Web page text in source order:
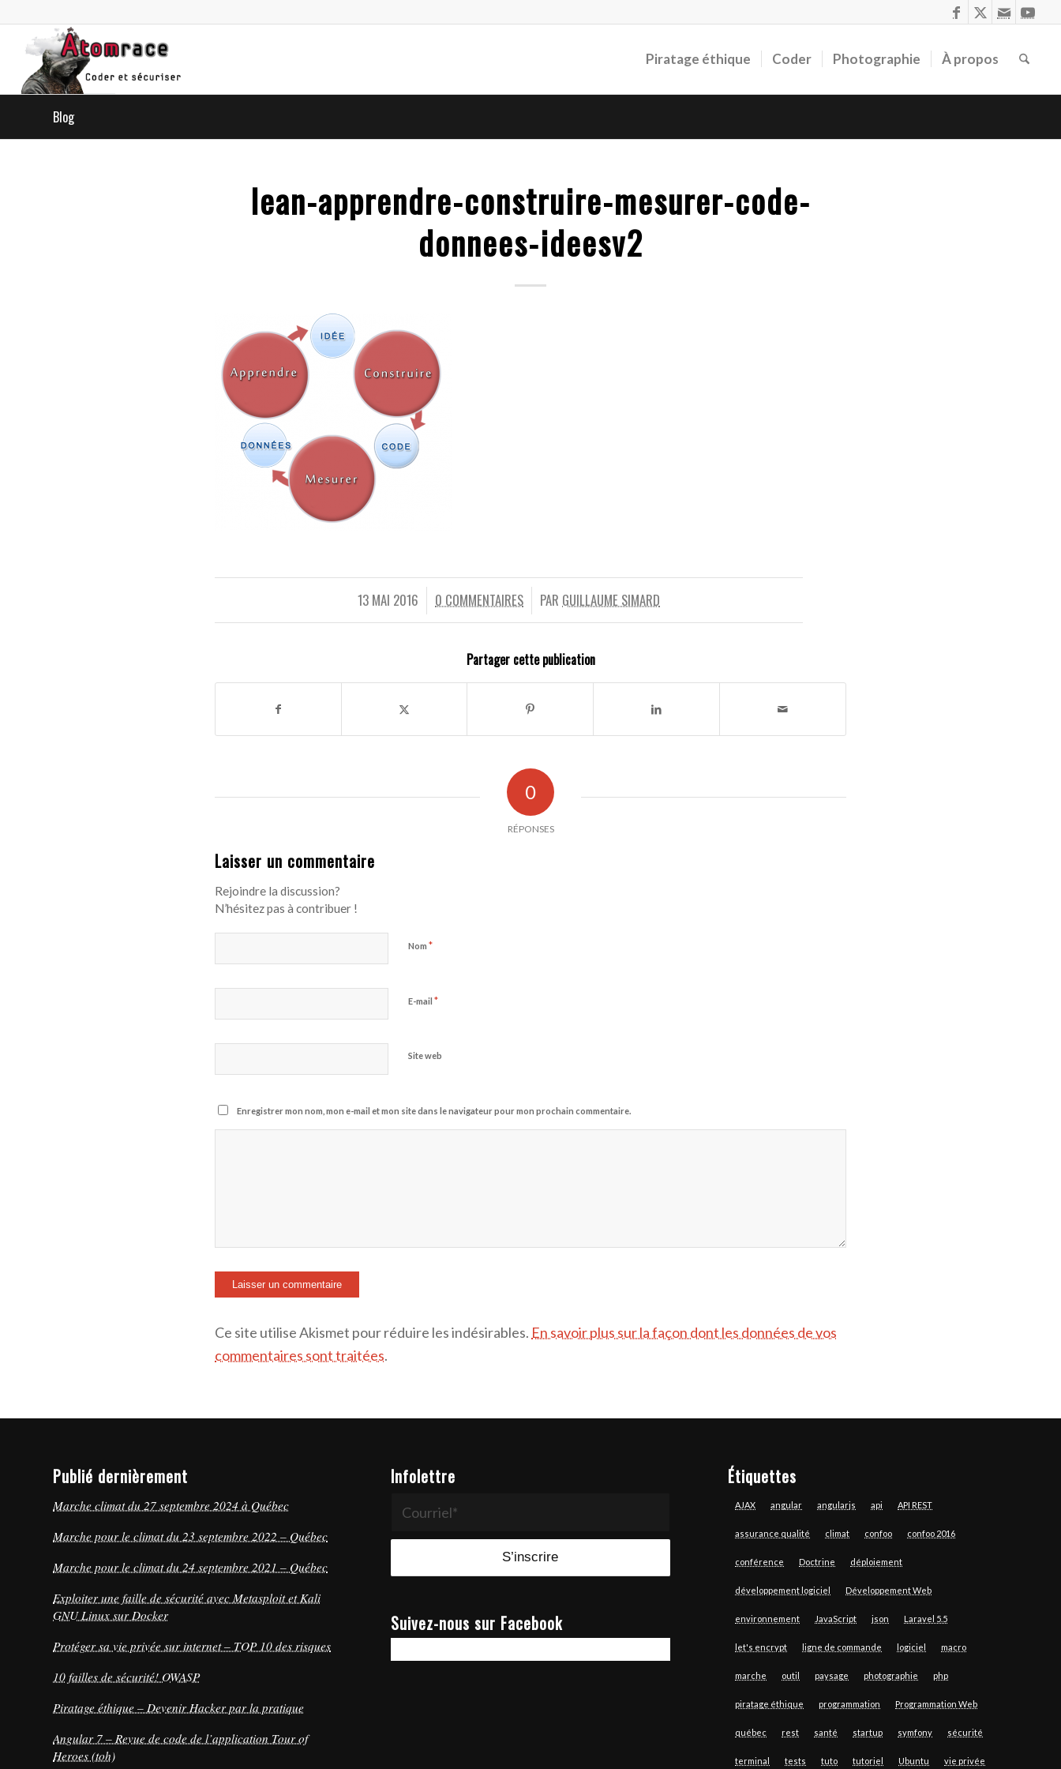
Piratage éthique Coder Photographie À propos
Blog
lean-apprendre-construire-mesurer-code-
donnees-ideesv2
13 MAI 2016
/ 0 COMMENTAIRES
/ PAR GUILLAUME SIMARD
Partager cette publication
0
RÉPONSES
Laisser un commentaire
Rejoindre la discussion?
N’hésitez pas à contribuer !
Nom *
E-mail *
Site web
Enregistrer mon nom, mon e-mail et mon site dans le navigateur pour mon prochain commentaire.
Ce site utilise Akismet pour réduire les indésirables. En savoir plus sur la façon dont les données de vos
commentaires sont traitées.
Publié dernièrement
Marche climat du 27 septembre 2024 à Québec
Marche pour le climat du 23 septembre 2022 – Québec
Marche pour le climat du 24 septembre 2021 – Québec
Exploiter une faille de sécurité avec Metasploit et Kali
GNU Linux sur Docker
Protéger sa vie privée sur internet – TOP 10 des risques
10 failles de sécurité! OWASP
Piratage éthique – Devenir Hacker par la pratique
Angular 7 – Revue de code de l’application Tour of
Heroes (toh)
Infolettre
Suivez-nous sur Facebook
Étiquettes
AJAX angular angularjs api API REST
assurance qualité climat confoo confoo 2016
conférence Doctrine déploiement
développement logiciel Développement Web
environnement JavaScript json Laravel 5.5
let's encrypt ligne de commande logiciel macro
marche outil paysage photographie php
piratage éthique programmation Programmation Web
québec rest santé startup symfony sécurité
terminal tests tuto tutoriel Ubuntu vie privée